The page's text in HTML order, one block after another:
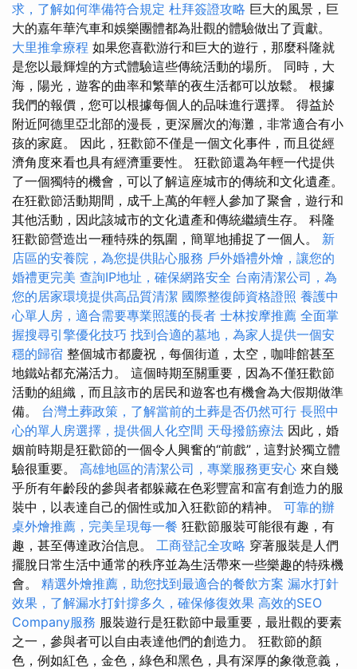
求，了解如何準備符合規定 杜拜簽證攻略 巨大的風景，巨
大的嘉年華汽車和娛樂團體都為壯觀的體驗做出了貢獻。
大里推拿療程 如果您喜歡游行和巨大的遊行，那麼科隆就
是您以最輝煌的方式體驗這些傳統活動的場所。 同時，大
海，陽光，遊客的曲率和繁華的夜生活都可以放鬆。 根據
我們的報價，您可以根據每個人的品味進行選擇。 得益於
附近阿德里亞北部的漫長，更深層次的海灘，非常適合有小
孩的家庭。 因此，狂歡節不僅是一個文化事件，而且從經
濟角度來看也具有經濟重要性。 狂歡節還為年輕一代提供
了一個獨特的機會，可以了解這座城市的傳統和文化遺產。
在狂歡節活動期間，成千上萬的年輕人參加了聚會，遊行和
其他活動，因此該城市的文化遺產和傳統繼續生存。 科隆
狂歡節營造出一種特殊的氛圍，簡單地捕捉了一個人。 新
店區的安養院，為您提供貼心服務 戶外婚禮外燴，讓您的
婚禮更完美 查詢IP地址，確保網路安全 台南清潔公司，為
您的居家環境提供高品質清潔 國際整復師資格證照 養護中
心單人房，適合需要專業照護的長者 士林按摩推薦 全面掌
握搜尋引擎優化技巧 找到合適的墓地，為家人提供一個安
穩的歸宿 整個城市都慶祝，每個街道，太空，咖啡館甚至
地鐵站都充滿活力。 這個時期至關重要，因為不僅狂歡節
活動的組織，而且該市的居民和遊客也有機會為大假期做準
備。 台灣土葬政策，了解當前的土葬是否仍然可行 長照中
心的單人房選擇，提供個人化空間 天母撥筋療法 因此，婚
姻前時期是狂歡節的一個令人興奮的“前戲”，這對於獨立體
驗很重要。 高雄地區的清潔公司，專業服務更安心 來自幾
乎所有年齡段的參與者都躲藏在色彩豐富和富有創造力的服
裝中，以表達自己的個性或加入狂歡節的精神。 可靠的辦
桌外燴推薦，完美呈現每一餐 狂歡節服裝可能很有趣，有
趣，甚至傳達政治信息。 工商登記全攻略 穿著服裝是人們
擺脫日常生活中通常的秩序並為生活帶來一些樂趣的特殊機
會。 精選外燴推薦，助您找到最適合的餐飲方案 漏水打針
效果，了解漏水打針撐多久，確保修復效果 高效的SEO
Company服務 服裝遊行是狂歡節中最重要，最壯觀的要素
之一，參與者可以自由表達他們的創造力。 狂歡節的顏
色，例如紅色，金色，綠色和黑色，具有深厚的象徵意義，